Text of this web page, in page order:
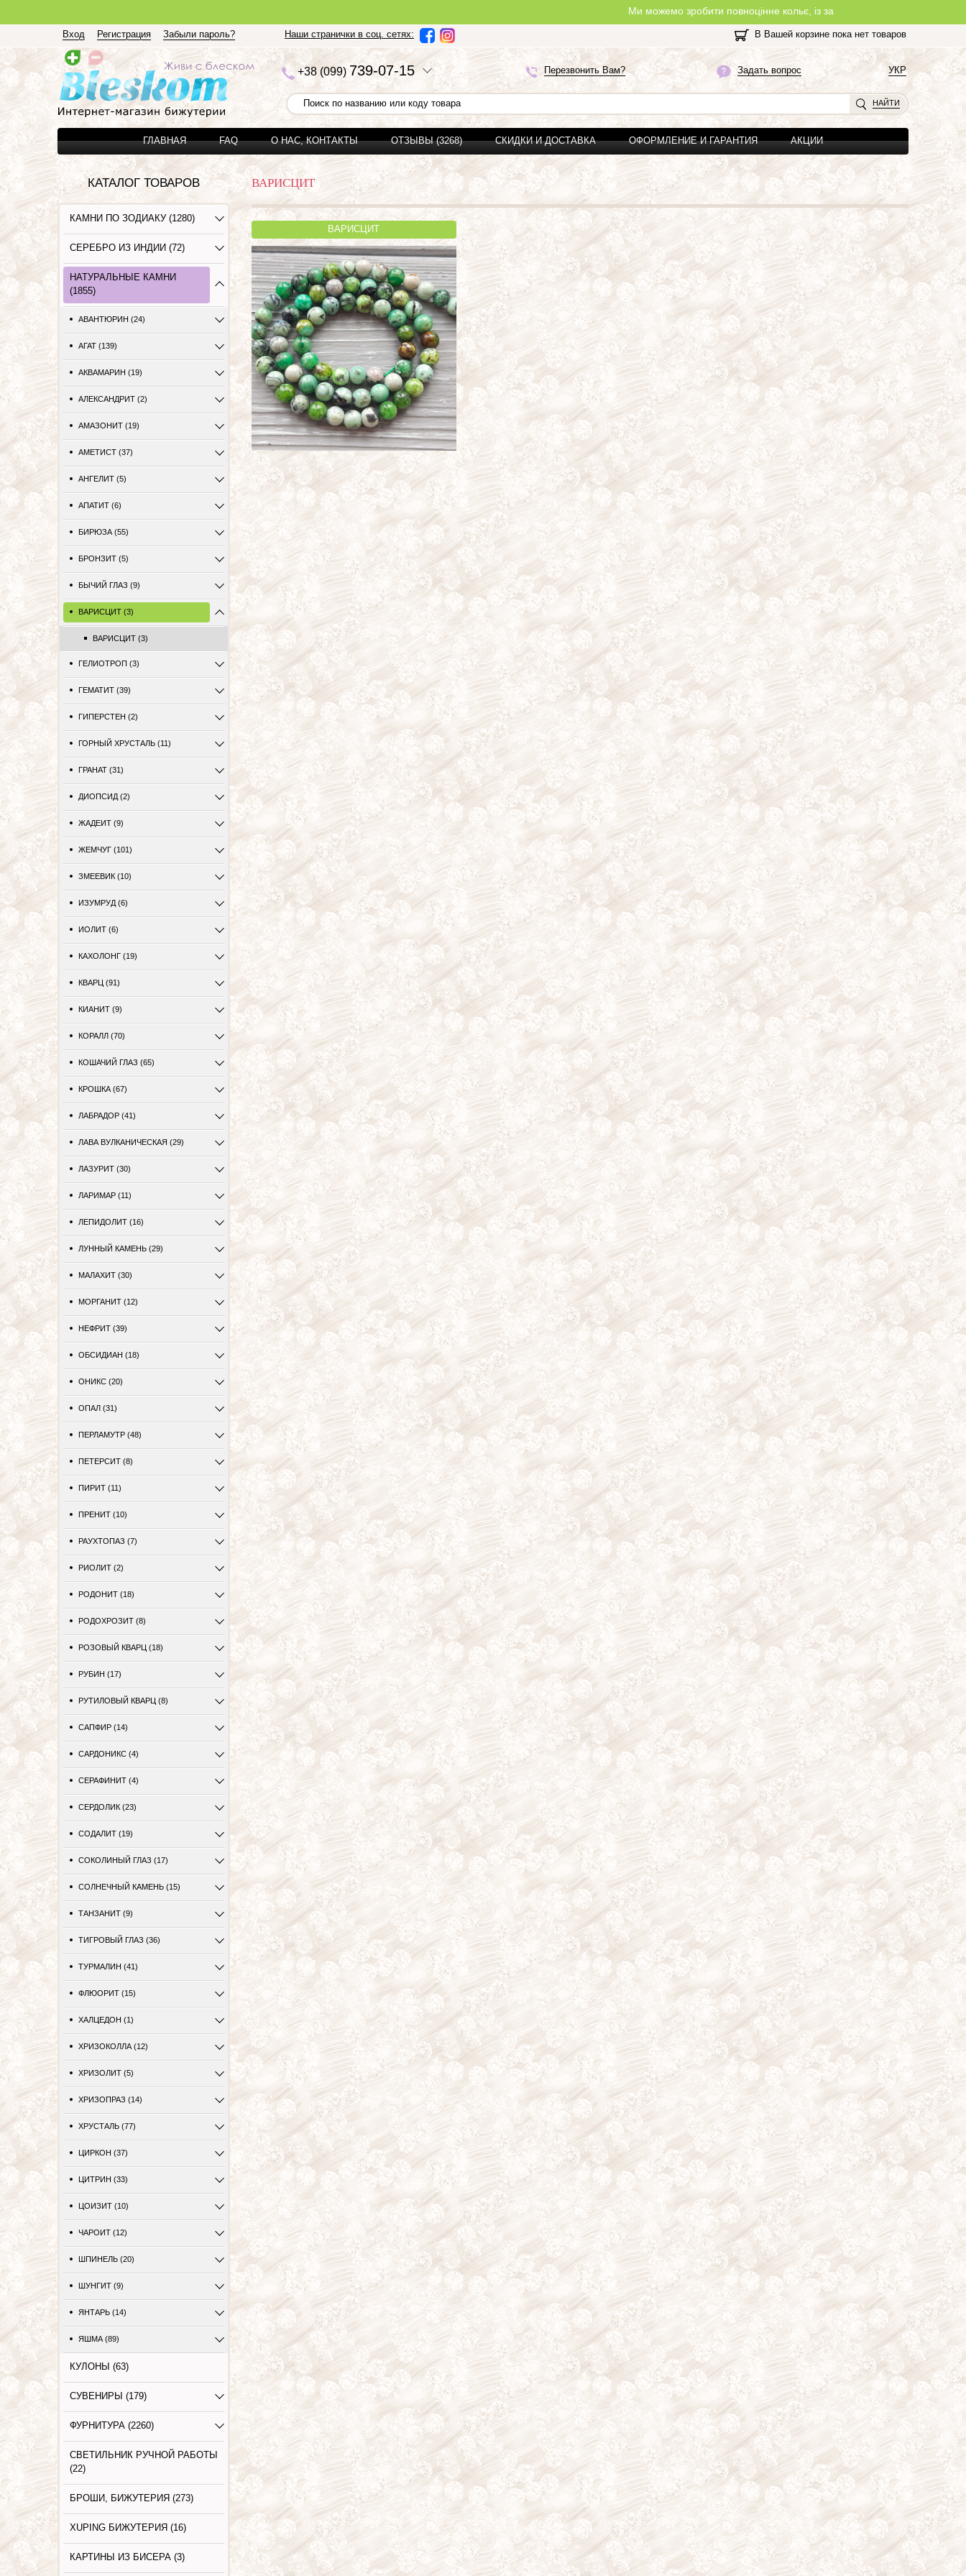
Ми можемо зробити повноцінне кольє, із замочком, з будь-якої нитки, яку Ви
Вход Регистрация Забыли пароль? Наши странички в соц. сетях: В Вашей корзине пока нет товаров
+38 (099)739-07-15 Задать вопрос
Перезвонить Вам? УКР
НАЙТИ
ГЛАВНАЯ FAQ О НАС, КОНТАКТЫ ОТЗЫВЫ (3268) СКИДКИ И ДОСТАВКА ОФОРМЛЕНИЕ И ГАРАНТИЯ АКЦИИ
КАТАЛОГ ТОВАРОВ
КАМНИ ПО ЗОДИАКУ (1280)
СЕРЕБРО ИЗ ИНДИИ (72)
НАТУРАЛЬНЫЕ КАМНИ
(1855)
АВАНТЮРИН (24)
АГАТ (139)
АКВАМАРИН (19)
АЛЕКСАНДРИТ (2)
АМАЗОНИТ (19)
АМЕТИСТ (37)
АНГЕЛИТ (5)
АПАТИТ (6)
БИРЮЗА (55)
БРОНЗИТ (5)
БЫЧИЙ ГЛАЗ (9)
ВАРИСЦИТ (3)
ВАРИСЦИТ (3)
ГЕЛИОТРОП (3)
ГЕМАТИТ (39)
ГИПЕРСТЕН (2)
ГОРНЫЙ ХРУСТАЛЬ (11)
ГРАНАТ (31)
ДИОПСИД (2)
ЖАДЕИТ (9)
ЖЕМЧУГ (101)
ЗМЕЕВИК (10)
ИЗУМРУД (6)
ИОЛИТ (6)
КАХОЛОНГ (19)
КВАРЦ (91)
КИАНИТ (9)
КОРАЛЛ (70)
КОШАЧИЙ ГЛАЗ (65)
КРОШКА (67)
ЛАБРАДОР (41)
ЛАВА ВУЛКАНИЧЕСКАЯ (29)
ЛАЗУРИТ (30)
ЛАРИМАР (11)
ЛЕПИДОЛИТ (16)
ЛУННЫЙ КАМЕНЬ (29)
МАЛАХИТ (30)
МОРГАНИТ (12)
НЕФРИТ (39)
ОБСИДИАН (18)
ОНИКС (20)
ОПАЛ (31)
ПЕРЛАМУТР (48)
ПЕТЕРСИТ (8)
ПИРИТ (11)
ПРЕНИТ (10)
РАУХТОПАЗ (7)
РИОЛИТ (2)
РОДОНИТ (18)
РОДОХРОЗИТ (8)
РОЗОВЫЙ КВАРЦ (18)
РУБИН (17)
РУТИЛОВЫЙ КВАРЦ (8)
САПФИР (14)
САРДОНИКС (4)
СЕРАФИНИТ (4)
СЕРДОЛИК (23)
СОДАЛИТ (19)
СОКОЛИНЫЙ ГЛАЗ (17)
СОЛНЕЧНЫЙ КАМЕНЬ (15)
ТАНЗАНИТ (9)
ТИГРОВЫЙ ГЛАЗ (36)
ТУРМАЛИН (41)
ФЛЮОРИТ (15)
ХАЛЦЕДОН (1)
ХРИЗОКОЛЛА (12)
ХРИЗОЛИТ (5)
ХРИЗОПРАЗ (14)
ХРУСТАЛЬ (77)
ЦИРКОН (37)
ЦИТРИН (33)
ЦОИЗИТ (10)
ЧАРОИТ (12)
ШПИНЕЛЬ (20)
ШУНГИТ (9)
ЯНТАРЬ (14)
ЯШМА (89)
КУЛОНЫ (63)
СУВЕНИРЫ (179)
ФУРНИТУРА (2260)
СВЕТИЛЬНИК РУЧНОЙ РАБОТЫ
(22)
БРОШИ, БИЖУТЕРИЯ (273)
XUPING БИЖУТЕРИЯ (16)
КАРТИНЫ ИЗ БИСЕРА (3)
ВАРИСЦИТ
ВАРИСЦИТ